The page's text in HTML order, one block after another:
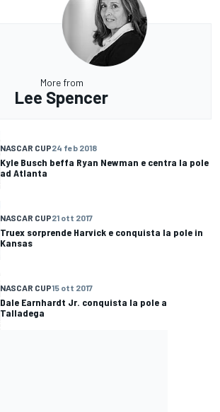
More from
Lee Spencer
NASCAR CUP24 feb 2018
Kyle Busch beffa Ryan Newman e centra la pole
ad Atlanta
NASCAR CUP21 ott 2017
Truex sorprende Harvick e conquista la pole in
Kansas
NASCAR CUP15 ott 2017
Dale Earnhardt Jr. conquista la pole a
Talladega